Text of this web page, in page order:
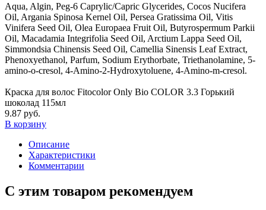
Aqua, Algin, Peg-6 Caprylic/Capric Glycerides, Cocos Nucifera
Oil, Argania Spinosa Kernel Oil, Persea Gratissima Oil, Vitis
Vinifera Seed Oil, Olea Europaea Fruit Oil, Butyrospermum Parkii
Oil, Macadamia Integrifolia Seed Oil, Arctium Lappa Seed Oil,
Simmondsia Chinensis Seed Oil, Camellia Sinensis Leaf Extract,
Phenoxyethanol, Parfum, Sodium Erythorbate, Triethanolamine, 5-
amino-o-cresol, 4-Amino-2-Hydroxytoluene, 4-Amino-m-cresol.
Краска для волос Fitocolor Only Bio COLOR 3.3 Горький
шоколад 115мл
9.87 руб.
В корзину
Описание
Характеристики
Комментарии
С этим товаром рекомендуем